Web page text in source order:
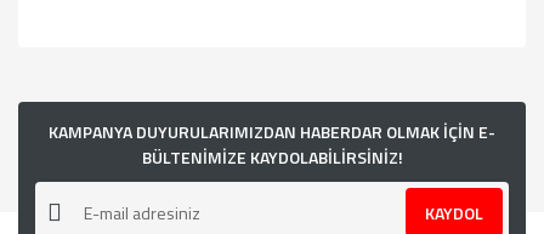
kullanarak tarafımıza iletebilirsiniz.
Görüş ve önerileriniz için teşekkür ederiz.
Ürün resmi kalitesiz, bozuk veya görüntülenemiyor.
Ürün açıklamasında eksik bilgiler bulunuyor.
KAMPANYA DUYURULARIMIZDAN HABERDAR OLMAK İÇİN E-
BÜLTENİMİZE KAYDOLABİLİRSİNİZ!
KAYDOL